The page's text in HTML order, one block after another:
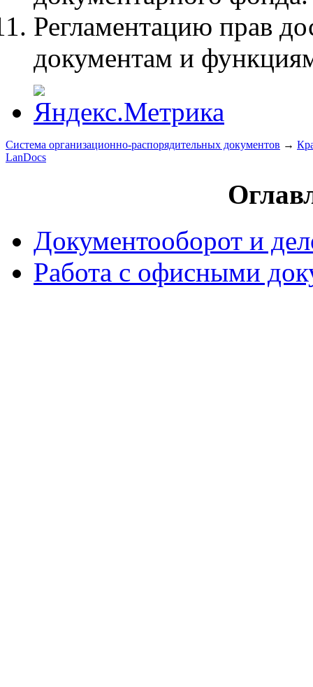
Регламентацию прав
документам и
Система организационно-распорядительных документов →
LanDocs
Документооборот и
Работа с офисными